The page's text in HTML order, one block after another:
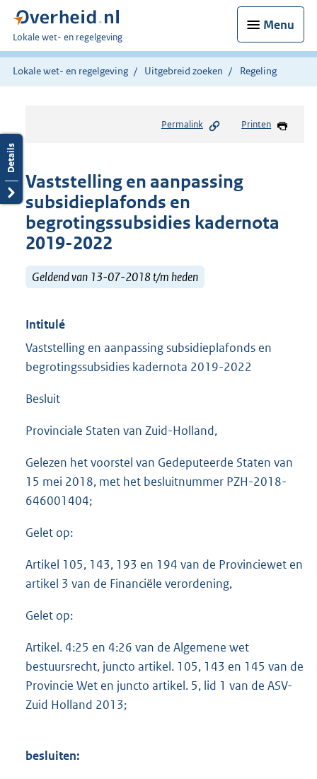
Menu
U
bent
hier:
Lokale wet- en regelgeving
Lokale wet- en regelgeving Uitgebreid zoeken Regeling
Permalink Printen
Vaststelling en aanpassing
subsidieplafonds en
begrotingssubsidies kadernota
2019-2022
Geldend van 13-07-2018 t/m heden
Intitulé
Vaststelling en aanpassing subsidieplafonds en
begrotingssubsidies kadernota 2019-2022
Besluit
Provinciale Staten van Zuid-Holland,
Gelezen het voorstel van Gedeputeerde Staten van
15 mei 2018, met het besluitnummer PZH-2018-
646001404;
Gelet op:
Artikel 105, 143, 193 en 194 van de Provinciewet en
artikel 3 van de Financiële verordening,
Gelet op:
Artikel. 4:25 en 4:26 van de Algemene wet
bestuursrecht, juncto artikel. 105, 143 en 145 van de
Provincie Wet en juncto artikel. 5, lid 1 van de ASV-
Zuid Holland 2013;
besluiten: